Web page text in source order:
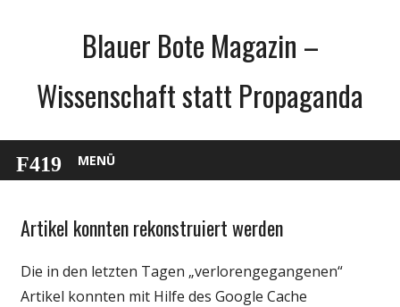
Blauer Bote Magazin –
Wissenschaft statt Propaganda
MENÜ
Allgemein
Artikel konnten rekonstruiert werden
Die in den letzten Tagen „verlorengegangenen“
Artikel konnten mit Hilfe des Google Cache